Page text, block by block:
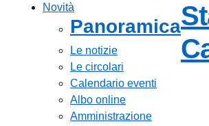
Novità
Panoramica
Le notizie
Le circolari
Calendario eventi
Albo online
Amministrazione